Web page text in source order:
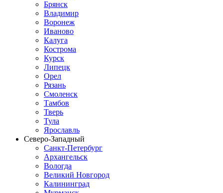
Брянск
Владимир
Воронеж
Иваново
Калуга
Кострома
Курск
Липецк
Орел
Рязань
Смоленск
Тамбов
Тверь
Тула
Ярославль
Северо-Западный
Санкт-Петербург
Архангельск
Вологда
Великий Новгород
Калининград